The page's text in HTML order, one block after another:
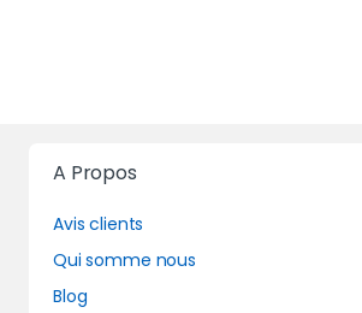
A Propos
Avis clients
Qui somme nous
Blog